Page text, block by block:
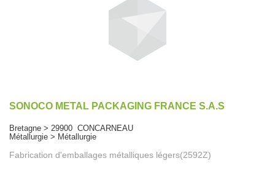
SONOCO METAL PACKAGING FRANCE S.A.S
Bretagne > 29900 CONCARNEAU
Métallurgie > Métallurgie
Fabrication d'emballages métalliques légers(2592Z)